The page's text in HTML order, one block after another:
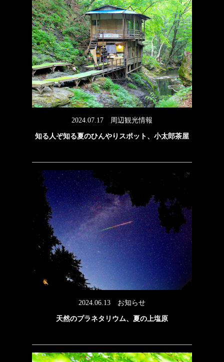
2024.07.17 周辺観光情報
知る人ぞ知る夏のひんやりスポット、小太郎茶屋
2024.06.13 お知らせ
天然のプラネタリウム、夏の上塩原